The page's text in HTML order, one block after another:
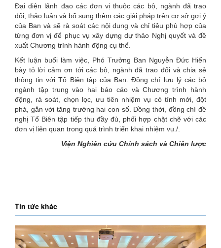
Đại diện lãnh đạo các đơn vị thuộc các bộ, ngành đã trao
đổi, thảo luận và bổ sung thêm các giải pháp trên cơ sở gợi ý
của Ban và sẽ rà soát các nội dung và chỉ tiêu phù hợp của
từng đơn vị để phục vụ xây dựng dự thảo Nghị quyết và đề
xuất Chương trình hành động cụ thể.
Kết luận buổi làm việc, Phó Trưởng Ban Nguyễn Đức Hiển
bày tỏ lời cảm ơn tới các bộ, ngành đã trao đổi và chia sẻ
thông tin với Tổ Biên tập của Ban. Đồng chí lưu lý các bộ
ngành tập trung vào hai báo cáo và Chương trình hành
động, rà soát, chọn lọc, ưu tiên nhiệm vụ có tính mới, đột
phá, gắn với tăng trưởng hai con số. Đồng thời, đồng chí đề
nghị Tổ Biên tập tiếp thu đầy đủ, phối hợp chặt chẽ với các
đơn vị liên quan trong quá trình triển khai nhiệm vụ./.
Viện Nghiên cứu Chính sách và Chiến lược
Tin tức khác